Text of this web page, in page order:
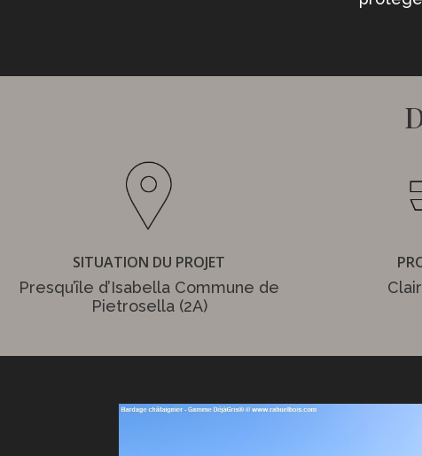
SITUATION DU PROJET
Presqu’île d’Isabella Commune de
Pietrosella (2A)